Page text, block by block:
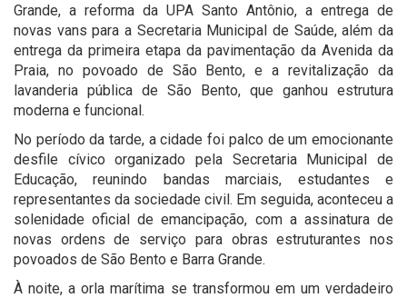
Grande, a reforma da UPA Santo Antônio, a entrega de
novas vans para a Secretaria Municipal de Saúde, além da
entrega da primeira etapa da pavimentação da Avenida da
Praia, no povoado de São Bento, e a revitalização da
lavanderia pública de São Bento, que ganhou estrutura
moderna e funcional.
No período da tarde, a cidade foi palco de um emocionante
desfile cívico organizado pela Secretaria Municipal de
Educação, reunindo bandas marciais, estudantes e
representantes da sociedade civil. Em seguida, aconteceu a
solenidade oficial de emancipação, com a assinatura de
novas ordens de serviço para obras estruturantes nos
povoados de São Bento e Barra Grande.
À noite, a orla marítima se transformou em um verdadeiro